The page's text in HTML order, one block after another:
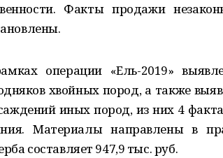
Факты продажи
операции «Ель-2019»
хвойных пород, а также
иных пород, из них 4
Материалы направлены в
составляет 947,9 тыс. руб.